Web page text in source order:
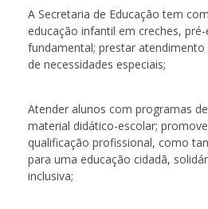
A Secretaria de Educação tem
educação infantil em creches,
fundamental; prestar
de necessidades especiais;
Atender alunos com programas
material didático-escolar;
qualificação profissional, como
para uma educação cidadã,
inclusiva;